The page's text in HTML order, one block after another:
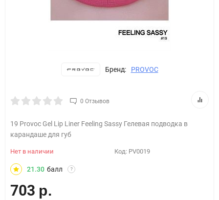
Бренд: PROVOC
0 Отзывов
19 Provoc Gel Lip Liner Feeling Sassy Гелевая подводка в
карандаше для губ
Нет в наличии Код: PV0019
21.30 балл ?
703 р.